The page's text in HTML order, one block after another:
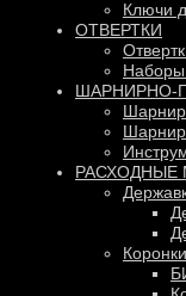
Ключи
ОТВЕРТКИ
Наборы
ШАРНИРНО-
РАСХОДНЫЕ
Коронки